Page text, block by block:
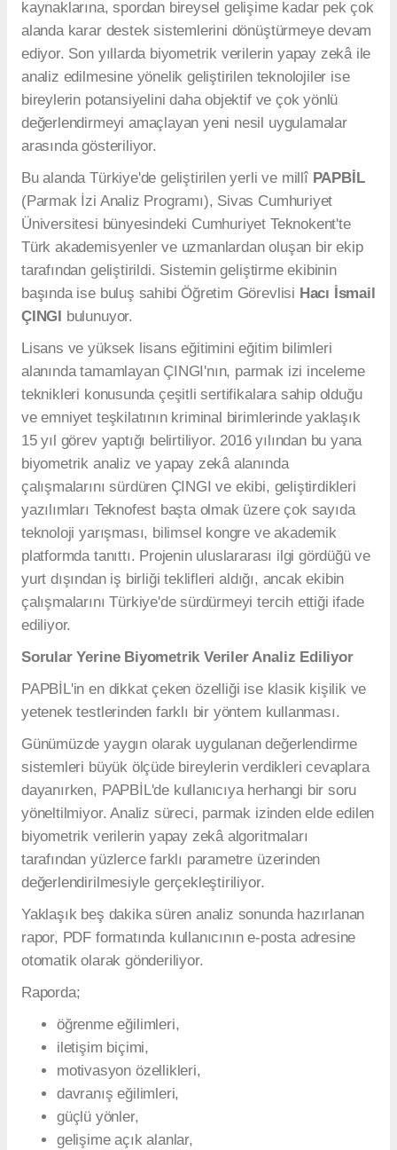
kaynaklarına, spordan bireysel gelişime kadar pek çok
alanda karar destek sistemlerini dönüştürmeye devam
ediyor. Son yıllarda biyometrik verilerin yapay zekâ ile
analiz edilmesine yönelik geliştirilen teknolojiler ise
bireylerin potansiyelini daha objektif ve çok yönlü
değerlendirmeyi amaçlayan yeni nesil uygulamalar
arasında gösteriliyor.
Bu alanda Türkiye'de geliştirilen yerli ve millî PAPBİL
(Parmak İzi Analiz Programı), Sivas Cumhuriyet
Üniversitesi bünyesindeki Cumhuriyet Teknokent'te
Türk akademisyenler ve uzmanlardan oluşan bir ekip
tarafından geliştirildi. Sistemin geliştirme ekibinin
başında ise buluş sahibi Öğretim Görevlisi Hacı İsmail
ÇINGI
bulunuyor.
Lisans ve yüksek lisans eğitimini eğitim bilimleri
alanında tamamlayan ÇINGI'nın, parmak izi inceleme
teknikleri konusunda çeşitli sertifikalara sahip olduğu
ve emniyet teşkilatının kriminal birimlerinde yaklaşık
15 yıl görev yaptığı belirtiliyor. 2016 yılından bu yana
biyometrik analiz ve yapay zekâ alanında
çalışmalarını sürdüren ÇINGI ve ekibi, geliştirdikleri
yazılımları Teknofest başta olmak üzere çok sayıda
teknoloji yarışması, bilimsel kongre ve akademik
platformda tanıttı. Projenin uluslararası ilgi gördüğü ve
yurt dışından iş birliği teklifleri aldığı, ancak ekibin
çalışmalarını Türkiye'de sürdürmeyi tercih ettiği ifade
ediliyor.
Sorular Yerine Biyometrik Veriler Analiz Ediliyor
PAPBİL'in en dikkat çeken özelliği ise klasik kişilik ve
yetenek testlerinden farklı bir yöntem kullanması.
Günümüzde yaygın olarak uygulanan değerlendirme
sistemleri büyük ölçüde bireylerin verdikleri cevaplara
dayanırken, PAPBİL'de kullanıcıya herhangi bir soru
yöneltilmiyor. Analiz süreci, parmak izinden elde edilen
biyometrik verilerin yapay zekâ algoritmaları
tarafından yüzlerce farklı parametre üzerinden
değerlendirilmesiyle gerçekleştiriliyor.
Yaklaşık beş dakika süren analiz sonunda hazırlanan
rapor, PDF formatında kullanıcının e-posta adresine
otomatik olarak gönderiliyor.
Raporda;
öğrenme eğilimleri,
iletişim biçimi,
motivasyon özellikleri,
davranış eğilimleri,
güçlü yönler,
gelişime açık alanlar,